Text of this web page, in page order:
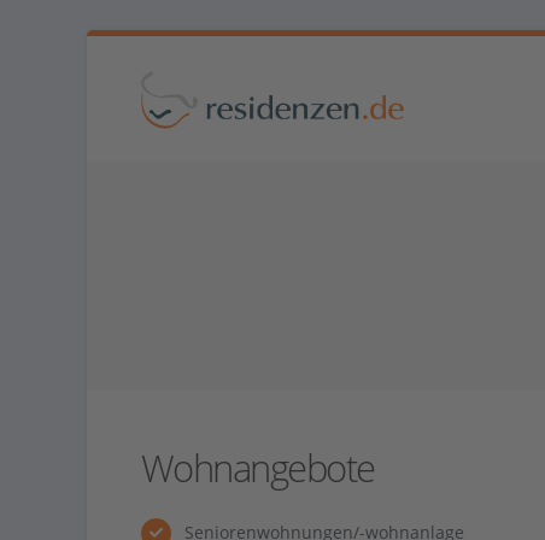
Wohnangebote
Seniorenwohnungen/-wohnanlage